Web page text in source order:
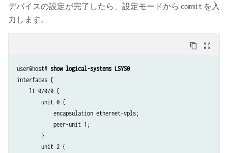
デバイスの設定が完了したら、設定モードから commit を入
力します。
content_copy zoom_out_map
user@host# show logical-systems LSYS0
interfaces {
    lt-0/0/0 {
        unit 0 {
            encapsulation ethernet-vpls;
            peer-unit 1;
        }
        unit 2 {